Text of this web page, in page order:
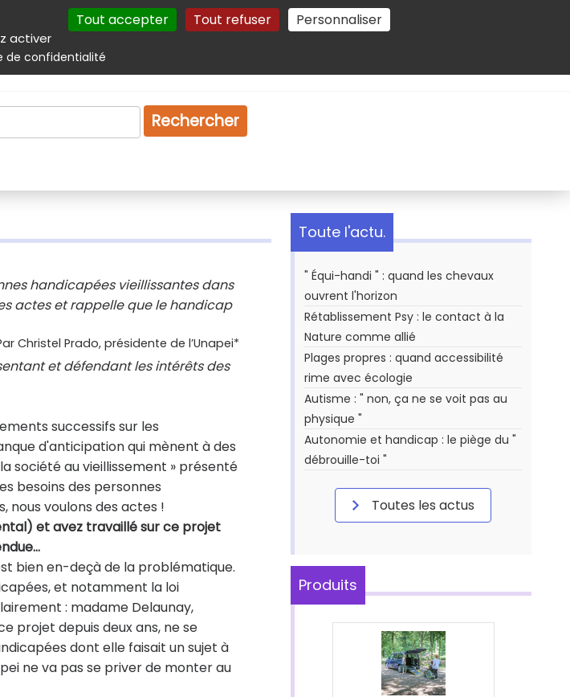
activer
Tout accepter Tout refuser Personnaliser
de confidentialité
Autres services Plan du site Gestion des cookies
Emploi Droit
Rechercher
handicapées vieillissantes dans
actes et rappelle que le handicap
Christel Prado, présidente de l’Unapei*
et défendant les intérêts des
successifs sur les
d'anticipation qui mènent à des
société au vieillissement » présenté
besoins des personnes
nous voulons des actes !
et avez travaillé sur ce projet
bien en-deçà de la problématique.
et notamment la loi
: madame Delaunay,
projet depuis deux ans, ne se
dont elle faisait un sujet à
ne va pas se priver de monter au
Toute l'actu.
" Équi-handi " : quand les chevaux
ouvrent l'horizon
Rétablissement Psy : le contact à la
Nature comme allié
Plages propres : quand accessibilité
rime avec écologie
Autisme : " non, ça ne se voit pas au
physique "
Autonomie et handicap : le piège du "
débrouille-toi "
Toutes les actus
Produits